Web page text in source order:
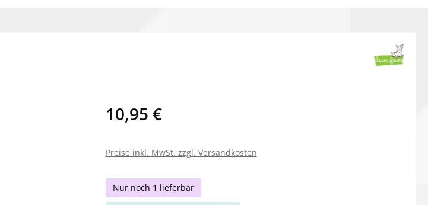
10,95 €
Preise inkl. MwSt. zzgl. Versandkosten
Nur noch 1 lieferbar